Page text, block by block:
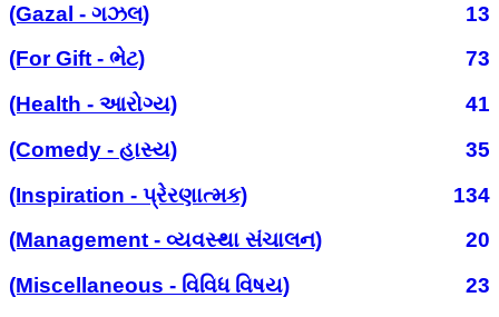
(Gazal - ગઝલ)
13
(For Gift - ભેટ)
73
(Health - આરોગ્ય)
41
(Comedy - હાસ્ય)
35
(Inspiration - પ્રેરણાત્મક)
134
(Management - વ્યવસ્થા સંચાલન)
20
(Miscellaneous - વિવિધ વિષય)
23